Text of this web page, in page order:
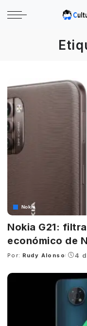
Nokia
Nokia G21:
económico de
Posted
Por: Rudy Alonso 4